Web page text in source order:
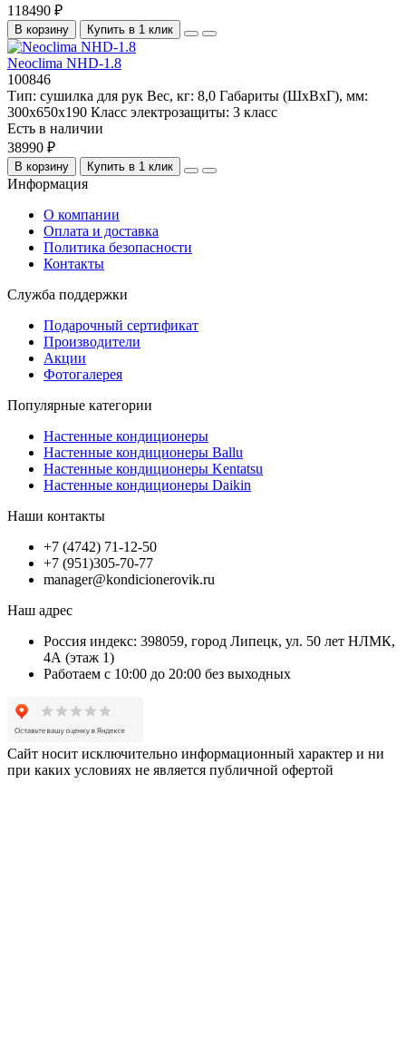
118490 ₽
В корзину Купить в 1 клик
Neoclima NHD-1.8
100846
Тип: сушилка для рук Вес, кг: 8,0 Габариты (ШхВхГ), мм:
300х650х190 Класс электрозащиты: 3 класс
Есть в наличии
38990 ₽
В корзину Купить в 1 клик
Информация
О компании
Оплата и доставка
Политика безопасности
Контакты
Служба поддержки
Подарочный сертификат
Производители
Акции
Фотогалерея
Популярные категории
Настенные кондиционеры
Настенные кондиционеры Ballu
Настенные кондиционеры Kentatsu
Настенные кондиционеры Daikin
Наши контакты
+7 (4742) 71-12-50
+7 (951)305-70-77
manager@kondicionerovik.ru
Наш адрес
Россия индекс: 398059, город Липецк, ул. 50 лет НЛМК,
4А (этаж 1)
Работаем с 10:00 до 20:00 без выходных
Сайт носит исключительно информационный характер и ни
при каких условиях не является публичной офертой